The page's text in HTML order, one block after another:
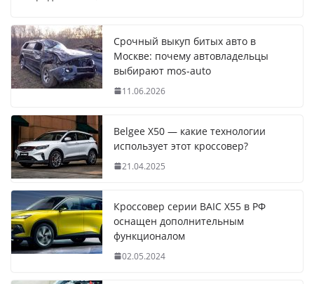
Срочный выкуп битых авто в
Москве: почему автовладельцы
выбирают mos-auto
11.06.2026
Belgee X50 — какие технологии
использует этот кроссовер?
21.04.2025
Кроссовер серии BAIC X55 в РФ
оснащен дополнительным
функционалом
02.05.2024